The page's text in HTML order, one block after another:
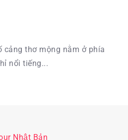
cảng thơ mộng nằm ở phía
nổi tiếng...